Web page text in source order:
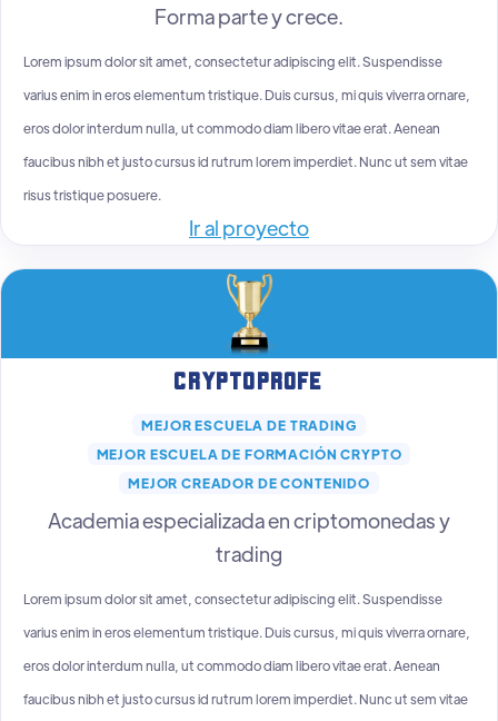
Forma parte y crece.
Lorem ipsum dolor sit amet, consectetur adipiscing elit. Suspendisse
varius enim in eros elementum tristique. Duis cursus, mi quis viverra ornare,
eros dolor interdum nulla, ut commodo diam libero vitae erat. Aenean
faucibus nibh et justo cursus id rutrum lorem imperdiet. Nunc ut sem vitae
risus tristique posuere.
Ir al proyecto
CryptoProfe
MEJOR ESCUELA DE TRADING
MEJOR ESCUELA DE FORMACIÓN CRYPTO
MEJOR CREADOR DE CONTENIDO
Academia especializada en criptomonedas y
trading
Lorem ipsum dolor sit amet, consectetur adipiscing elit. Suspendisse
varius enim in eros elementum tristique. Duis cursus, mi quis viverra ornare,
eros dolor interdum nulla, ut commodo diam libero vitae erat. Aenean
faucibus nibh et justo cursus id rutrum lorem imperdiet. Nunc ut sem vitae